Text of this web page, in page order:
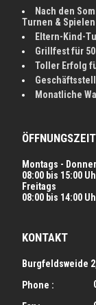
Nach den
Turnen & Spielen
Eltern-Kind-
Grillfest für
Toller Erfolg
Monatliche
Montags -
08:00 bis 15:00
Freitags
08:00 bis 14:00
KONTAKT
Burgfeldsweide
Phone :